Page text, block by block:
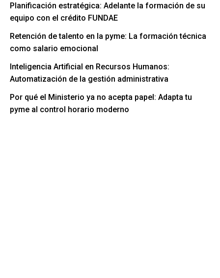
Planificación estratégica: Adelante la formación de su
equipo con el crédito FUNDAE
Retención de talento en la pyme: La formación técnica
como salario emocional
Inteligencia Artificial en Recursos Humanos:
Automatización de la gestión administrativa
Por qué el Ministerio ya no acepta papel: Adapta tu
pyme al control horario moderno